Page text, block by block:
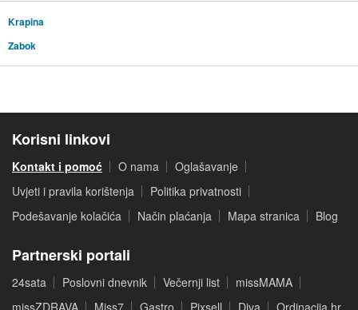
Krapina
Zabok
Korisni linkovi
Kontakt i pomoć O nama
Oglašavanje
Uvjeti i pravila korištenja
Politika privatnosti
Podešavanje kolačića
Način plaćanja Mapa stranica Blog
Partnerski portali
24sata Poslovni dnevnik Večernji list
missMAMA
missZDRAVA
Miss7 Gastro Pixsell Diva Ordinacija.hr